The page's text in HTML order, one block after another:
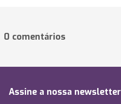
0 comentários
Assine a nossa newsletter